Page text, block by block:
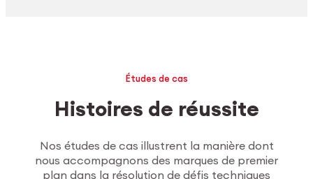
Études de cas
Histoires de réussite
Nos études de cas illustrent la manière dont
nous accompagnons des marques de premier
plan dans la résolution de défis techniques